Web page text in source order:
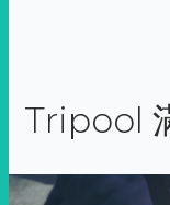
Tripool